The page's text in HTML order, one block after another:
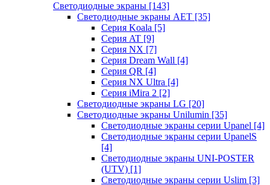
Светодиодные экраны [143]
Светодиодные экраны AET [35]
Cерия Koala [5]
Серия AT [9]
Серия NX [7]
Серия Dream Wall [4]
Серия QR [4]
Серия NX Ultra [4]
Серия iMira 2 [2]
Светодиодные экраны LG [20]
Светодиодные экраны Unilumin [35]
Светодиодные экраны серии Upanel [4]
Светодиодные экраны серии UpanelS
[4]
Светодиодные экраны UNI-POSTER
(UTV) [1]
Светодиодные экраны серии Uslim [3]